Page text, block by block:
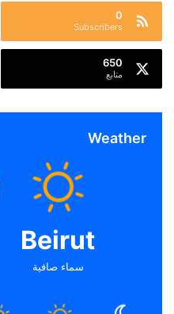
0
Subscribers
650
متابع
Weather
Beirut
سماء صافية